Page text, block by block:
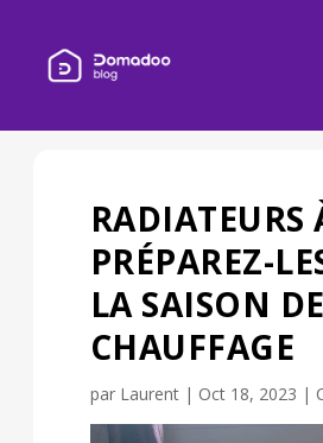
RADIATEURS
PRÉPAREZ-
LA SAISON DE
CHAUFFAGE
par Laurent| Oct 18, 2023 |